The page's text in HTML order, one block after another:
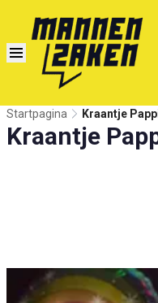
Startpagina Kraantje
Kraantje